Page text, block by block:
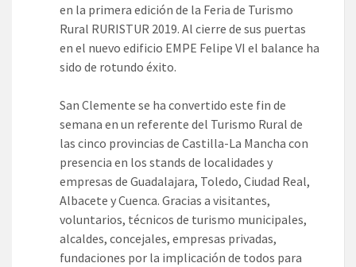
en la primera edición de la Feria de Turismo
Rural RURISTUR 2019. Al cierre de sus puertas
en el nuevo edificio EMPE Felipe VI el balance ha
sido de rotundo éxito.
San Clemente se ha convertido este fin de
semana en un referente del Turismo Rural de
las cinco provincias de Castilla-La Mancha con
presencia en los stands de localidades y
empresas de Guadalajara, Toledo, Ciudad Real,
Albacete y Cuenca. Gracias a visitantes,
voluntarios, técnicos de turismo municipales,
alcaldes, concejales, empresas privadas,
fundaciones por la implicación de todos para